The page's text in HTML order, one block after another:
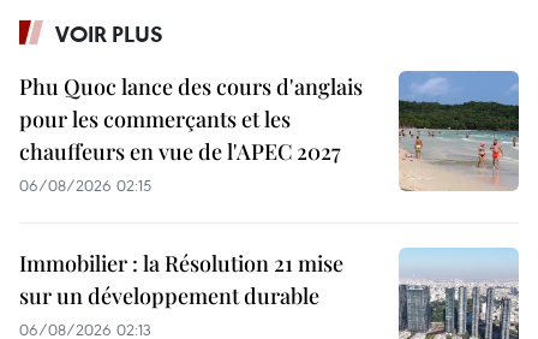
VOIR PLUS
Phu Quoc lance des cours d'anglais
pour les commerçants et les
chauffeurs en vue de l'APEC 2027
06/08/2026 02:15
Immobilier : la Résolution 21 mise
sur un développement durable
06/08/2026 02:13